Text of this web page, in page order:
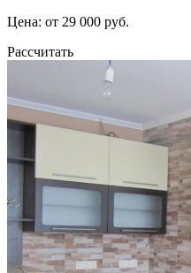
Цена: от 29 000 руб.
Рассчитать